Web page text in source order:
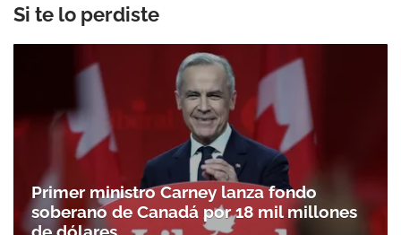
Si te lo perdiste
Primer ministro Carney lanza fondo
soberano de Canadá por 18 mil millones